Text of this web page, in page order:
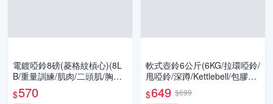
電鍍啞鈴8磅(菱格紋槓心)(8L
B/重量訓練/肌肉/二頭肌/胸肌/
舉重/GetSport)
$570
軟式壺鈴6公斤(6KG/拉環啞鈴/
甩啞鈴/深蹲/Kettlebell/包膠壺
鈴/GetSport)
$649 $699